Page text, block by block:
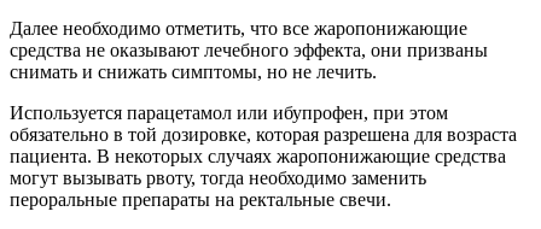
Далее необходимо отметить, что все жаропонижающие
средства не оказывают лечебного эффекта, они призваны
снимать и снижать симптомы, но не лечить.
Используется парацетамол или ибупрофен, при этом
обязательно в той дозировке, которая разрешена для возраста
пациента. В некоторых случаях жаропонижающие средства
могут вызывать рвоту, тогда необходимо заменить
пероральные препараты на ректальные свечи.